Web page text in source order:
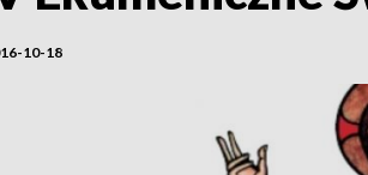
10-18